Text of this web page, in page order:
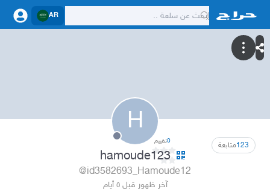
AR
H
123متابعة 0تقييم
hamoude123
@id3582693_Hamoude12
آخر ظهور قبل ٥ أيام